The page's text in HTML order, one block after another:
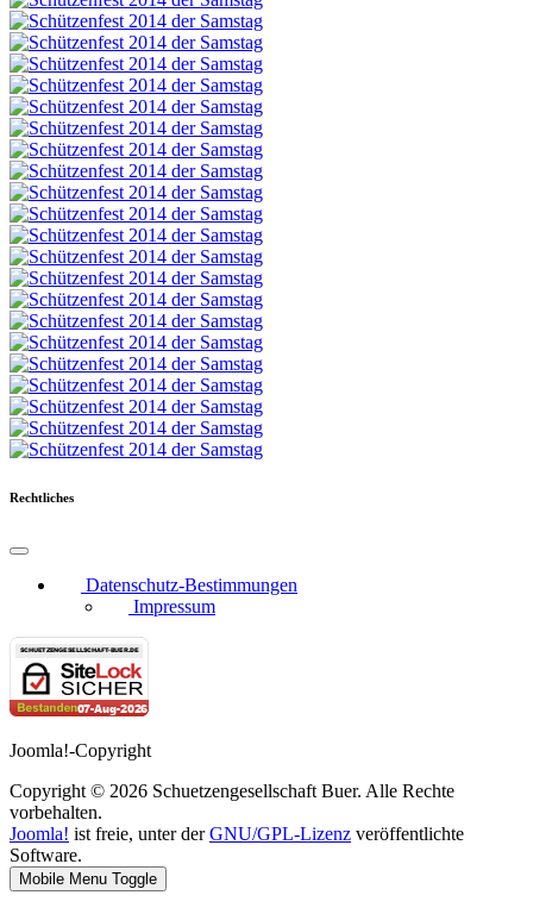
Rechtliches
Datenschutz-Bestimmungen
Impressum
Joomla!-Copyright
Copyright © 2026 Schuetzengesellschaft Buer. Alle Rechte
vorbehalten.
Joomla! ist freie, unter derGNU/GPL-Lizenz veröffentlichte
Software.
Mobile Menu Toggle